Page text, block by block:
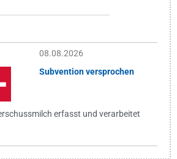
08.08.2026
Subvention versprochen
erfasst und verarbeitet